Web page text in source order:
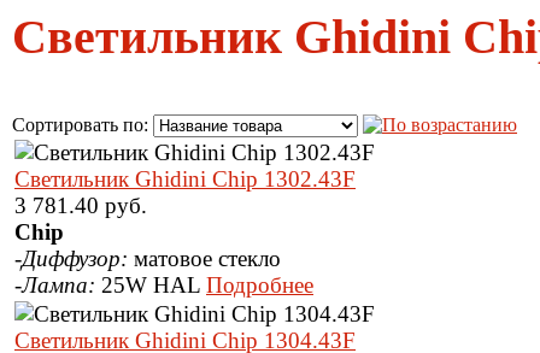
Светильник Ghidini
Сортировать по:
Светильник Ghidini Chip 1302.43F
3 781.40 руб.
Chip
-Диффузор: матовое стекло
-Лампа: 25W HAL Подробнее
Светильник Ghidini Chip 1304.43F